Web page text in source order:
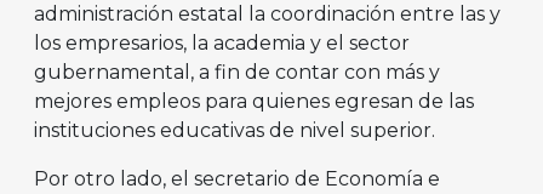
administración estatal la coordinación entre las y
los empresarios, la academia y el sector
gubernamental, a fin de contar con más y
mejores empleos para quienes egresan de las
instituciones educativas de nivel superior.
Por otro lado, el secretario de Economía e